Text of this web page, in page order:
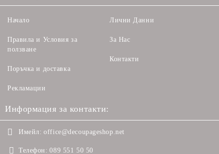
Начало
Правила и Условия за
ползване
Поръчка и доставка
Рекламации
Лични Данни
За Нас
Контакти
Информация за контакти:
Имейл: office@decoupageshop.net
Телефон: 089 551 50 50